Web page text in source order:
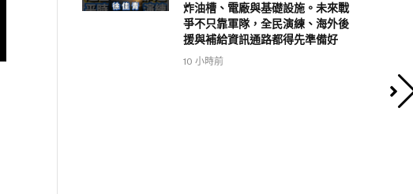
炸油槽、電廠與基礎設施。未來戰
爭不只靠軍隊，全民演練、海外後
援與補給資訊通路都得先準備好
10 小時前